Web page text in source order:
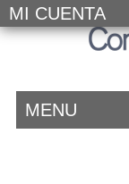
MI CUENTA
MENU